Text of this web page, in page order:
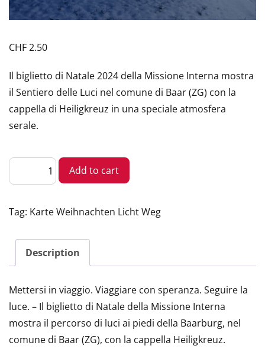
CHF2.50
Il biglietto di Natale 2024 della Missione Interna mostra
il Sentiero delle Luci nel comune di Baar (ZG) con la
cappella di Heiligkreuz in una speciale atmosfera
serale.
Cartolina
Natale
luminoso
quantity
Add to cart
Tag: Karte Weihnachten Licht Weg
Description
Mettersi in viaggio. Viaggiare con speranza. Seguire la
luce. – Il biglietto di Natale della Missione Interna
mostra il percorso di luci ai piedi della Baarburg, nel
comune di Baar (ZG), con la cappella Heiligkreuz.